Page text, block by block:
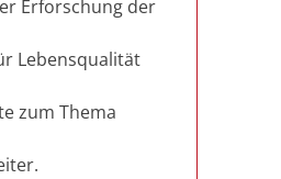
Erforschung der
Lebensqualität
zum Thema